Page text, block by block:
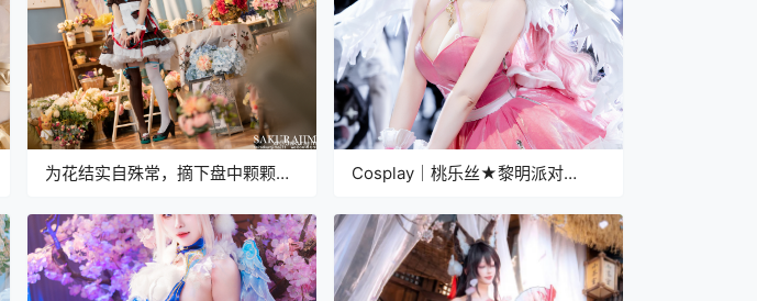
为花结实自殊常，摘下盘中颗颗
Cosplay｜桃乐丝★黎明派对